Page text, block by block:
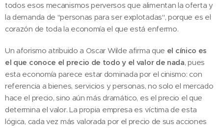
todos esos mecanismos perversos que alimentan la oferta y
la demanda de "personas para ser explotadas", porque es el
corazón de toda la economía el que está enfermo.
Un aforismo atribuido a Oscar Wilde afirma que el cínico es
el que conoce el precio de todo y el valor de nada, pues
esta economía parece estar dominada por el cinismo: con
referencia a bienes, servicios y personas, no solo el mercado
hace el precio, sino aún más dramático, es el precio el que
determina el valor. La propia empresa es víctima de esta
lógica, cada vez más valorada por el precio de sus acciones